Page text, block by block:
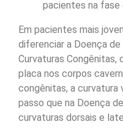
pacientes na fase
Em pacientes mais
diferenciar a Doença de
Curvaturas Congênitas,
placa nos corpos
congênitas, a curvatura
passo que na Doença
curvaturas dorsais e